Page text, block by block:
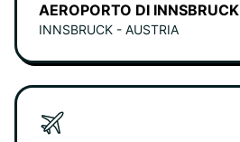
AEROPORTO DI INNSBRUCK
INNSBRUCK - AUSTRIA